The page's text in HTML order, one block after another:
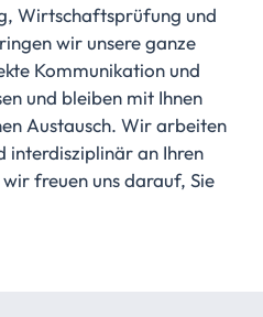
Wirtschaftsprüfung und
wir unsere ganze
Kommunikation und
und bleiben mit Ihnen
Austausch. Wir arbeiten
an Ihren
freuen uns darauf, Sie